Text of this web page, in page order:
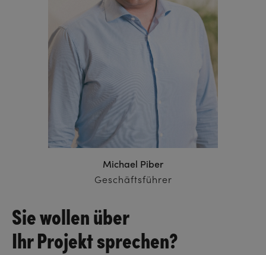
Sie wollen über
Ihr Projekt sprechen?
Michael Piber
Geschäftsführer